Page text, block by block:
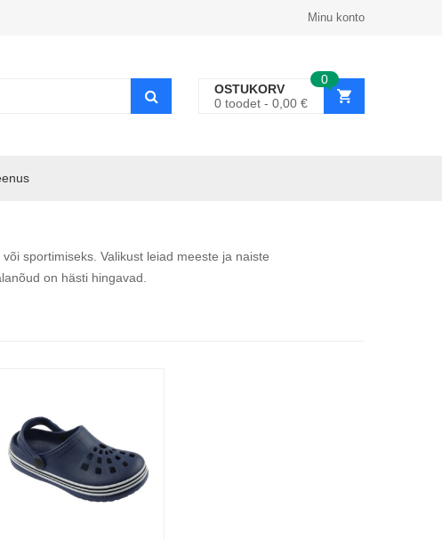
Minu konto
0
OSTUKORV
0 toodet 0,00 €
sportimiseks. Valikust leiad meeste ja naiste
on hästi hingavad.